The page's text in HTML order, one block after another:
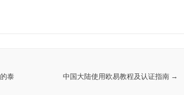
泰
中国大陆使用欧易教程及认证指南 →